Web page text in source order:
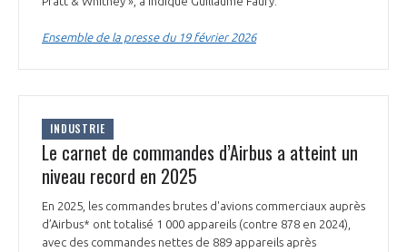
LA MÉDIATION AU-DELÀ DE LA FILIÈRE AÉRONAUTIQUE ET SPATIALE
LES ENJEUX
EMPLOI & FORMATION
ENVIRONNEMENT
LES PUBLICATIONS
DOCUMENTS & BROCHURES
RAPPORTS D'ACTIVITÉS
Ensemble de la presse du 19 février 2026
INDUSTRIE
Le carnet de commandes d’Airbus a atteint un
niveau record en 2025
En 2025, les commandes brutes d'avions commerciaux auprès
d’Airbus* ont totalisé 1 000 appareils (contre 878 en 2024),
avec des commandes nettes de 889 appareils après